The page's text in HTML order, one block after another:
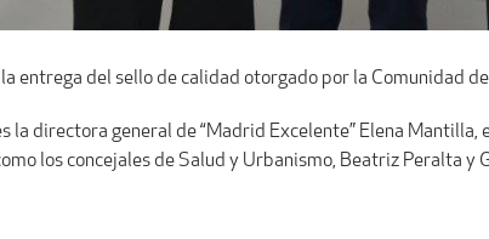
entrega del sello de calidad otorgado por la Comunidad
la directora general de “Madrid Excelente” Elena Mantilla,
los concejales de Salud y Urbanismo, Beatriz Peralta